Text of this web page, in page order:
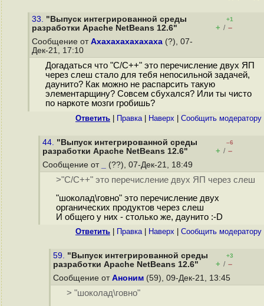
33. "Выпуск интегрированной среды
разработки Apache NetBeans 12.6"
+1
+ / –
Сообщение от Ахахахахахахаха (?), 07-
Дек-21, 17:10
Догадаться что "С/С++" это перечисление двух ЯП
через слеш стало для тебя непосильной задачей,
даунито? Как можно не распарсить такую
элементарщину? Совсем сбухался? Или ты чисто
по наркоте мозги гробишь?
Ответить Правка| Наверх Cообщить модератору
44. "Выпуск интегрированной среды
разработки Apache NetBeans 12.6"
–6
+ / –
Сообщение от
(??), 07-Дек-21, 18:49
>"С/С++" это перечисление двух ЯП через слеш
"шоколад\говно" это перечисление двух
органических продуктов через слеш
И общего у них - столько же, даунито :-D
Ответить Правка| Наверх Cообщить модератору
59. "Выпуск интегрированной среды
разработки Apache NetBeans 12.6"
+3
+ / –
Сообщение от Аноним (59), 09-Дек-21, 13:45
> "шоколад\говно"